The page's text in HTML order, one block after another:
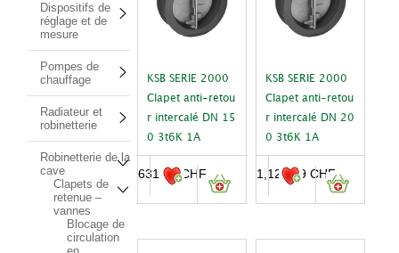
Dispositifs de
réglage et de
mesure
Pompes de
chauffage
Radiateur et
robinetterie
Robinetterie de la
cave
Clapets de
retenue –
vannes
Blocage de
circulation
KSB SERIE 2000
Clapet anti-retou
r intercalé DN 15
0 3t6K 1A
631.61CHF
KSB SERIE 2000
Clapet anti-retou
r intercalé DN 20
0 3t6K 1A
1,128.69CHF